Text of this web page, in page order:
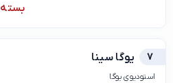
بسته
7 یوگا سینا
استودیوی یوگا